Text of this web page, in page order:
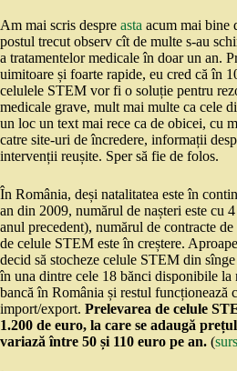
Am mai scris despre asta acum mai bine
postul trecut observ cît de multe s-au
a tratamentelor medicale în doar un an.
uimitoare și foarte rapide, eu cred că în
celulele STEM vor fi o soluție pentru
medicale grave, mult mai multe ca cele
un loc un text mai rece ca de obicei, cu
catre site-uri de încredere, informații
intervenții reușite. Sper să fie de folos.
În România, deși natalitatea este în
an din 2009, numărul de nașteri este cu
anul precedent), numărul de contracte de
de celule STEM este în creștere.
decid să stocheze celule STEM din
în una dintre cele 18 bănci disponibile la
bancă în România și restul funcționează
import/export. Prelevarea de celule
1.200 de euro, la care se adaugă
variază între 50 și 110 euro pe an. (